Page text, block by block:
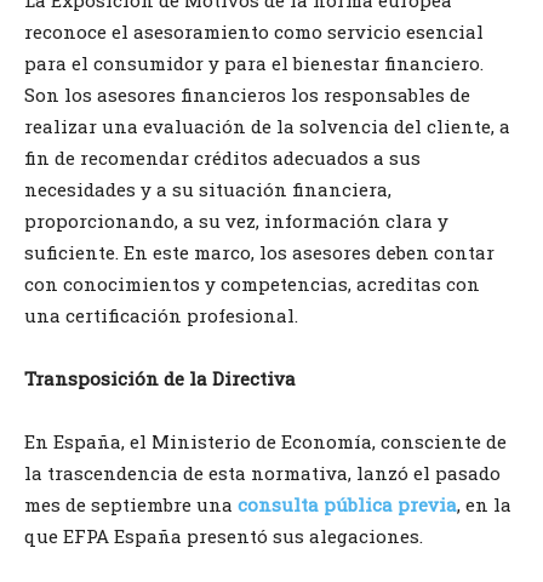
reconoce el asesoramiento como servicio esencial
para el consumidor y para el bienestar financiero.
Son los asesores financieros los responsables de
realizar una evaluación de la solvencia del cliente, a
fin de recomendar créditos adecuados a sus
necesidades y a su situación financiera,
proporcionando, a su vez, información clara y
suficiente. En este marco, los asesores deben contar
con conocimientos y competencias, acreditas con
una certificación profesional.
Transposición de la Directiva
En España, el Ministerio de Economía, consciente de
la trascendencia de esta normativa, lanzó el pasado
mes de septiembre una consulta pública previa, en la
que EFPA España presentó sus alegaciones.